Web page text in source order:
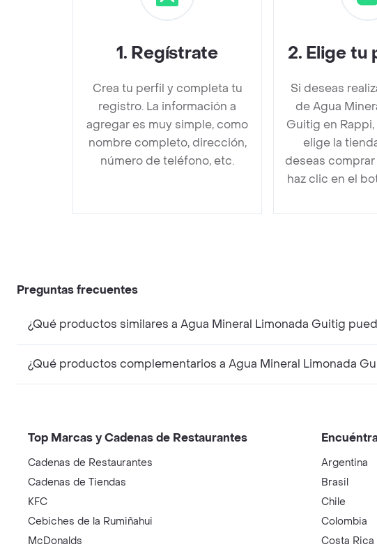
1. Regístrate
Crea tu perfil y completa tu
registro. La información a
agregar es muy simple, como
nombre completo, dirección,
número de teléfono, etc.
2. Elige tu
Si deseas
de Agua
Guitig en
elige la
deseas
haz clic en el
Preguntas frecuentes
¿Qué productos similares a Agua Mineral Limonada Guitig
¿Qué productos complementarios a Agua Mineral Limonada
Top Marcas y Cadenas de Restaurantes
Cadenas de Restaurantes
Cadenas de Tiendas
KFC
Cebiches de la Rumiñahui
McDonalds
Argentina
Brasil
Chile
Colombia
Costa Rica